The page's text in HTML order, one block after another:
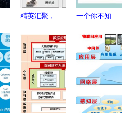
精英汇聚，
ETD第11期
聚焦物联网
下的智能照
明前沿技术
一个你不知
不了解它，
连牛羊都不
让你养，你
慧养殖？